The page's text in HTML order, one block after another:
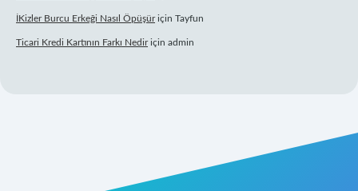
İKizler Burcu Erkeği Nasıl Öpüşüriçin Tayfun
Ticari Kredi Kartının Farkı Nediriçin admin